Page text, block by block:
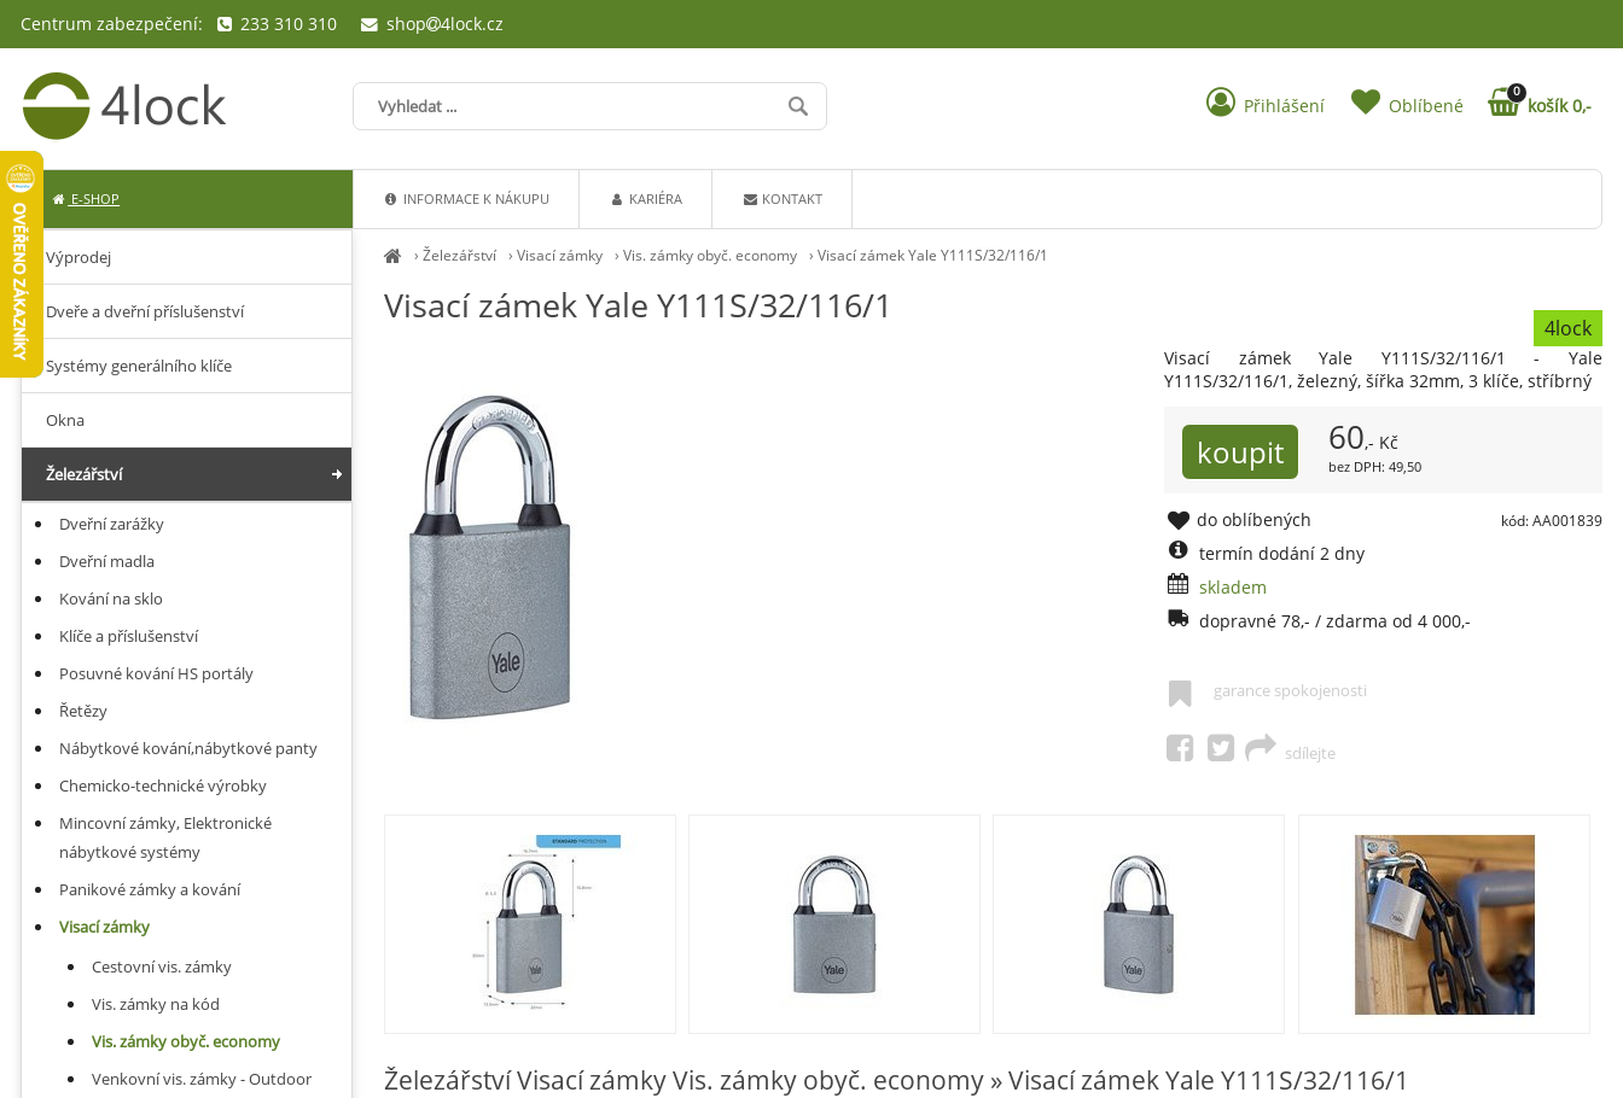
›Železářství ›Visací zámky ›Vis. zámky obyč. economy ›Visací zámek Yale Y111S/32/116/1
Visací zámek Yale Y111S/32/116/1
Visací zámek Yale Y111S/32/116/1 - Yale
Y111S/32/116/1, železný, šířka 32mm, 3 klíče, stříbrný
4lock
60,- Kč
bez DPH: 49,50
kód: AA001839
do oblíbených
termín dodání 2 dny
skladem
dopravné 78,- / zdarma od 4 000,-
garance spokojenosti
sdílejte
Železářství Visací zámky Vis. zámky obyč. economy » Visací zámek Yale Y111S/32/116/1
Výprodej
Dveře a dveřní příslušenství
Systémy generálního klíče
Okna
Železářství
Dveřní zarážky
Dveřní madla
Kování na sklo
Klíče a příslušenství
Posuvné kování HS portály
Řetězy
Nábytkové kování,nábytkové panty
Chemicko-technické výrobky
Mincovní zámky, Elektronické
nábytkové systémy
Panikové zámky a kování
Visací zámky
Cestovní vis. zámky
Vis. zámky na kód
Vis. zámky obyč. economy
Venkovní vis. zámky - Outdoor
E-SHOP INFORMACE K NÁKUPU KARIÉRA KONTAKT
Přihlášení Oblíbené
0
košík 0,-
Centrum zabezpečení: 233 310 310 shop 4lock.cz